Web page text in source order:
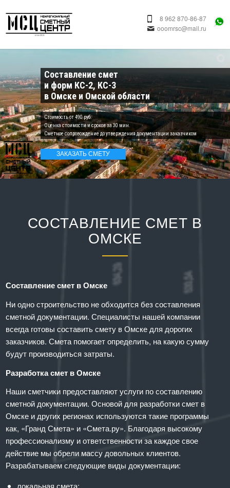
8 962 870-86-87
ooomrsc@mail.ru
Cтоимость от 490 руб.
Оценка стоимости и сроков за 30 мин.
Сметное сопровождение до утверждения документации заказчиком
Составление смет
и форм КС-2, КС-3
в Омске и Омской области
ЗАКАЗАТЬ СМЕТУ
СОСТАВЛЕНИЕ СМЕТ В
ОМСКЕ
Составление смет в Омске
Ни одно строительство не обходится без составления
сметной документации. Специалисты нашей компании
всегда готовы составить смету в Омске для дорогих
заказчиков. Смета помогает определить, на какую сумму
будут производиться затраты.
Разработка смет в Омске
Наши сметчики предоставляют услуги по составлению
сметной документации. Основой для разработки смет в
Омске и других регионах используются такие программы
как, «Гранд Смета» и «Смета.ру». Благодаря высокому
профессионализму и ответственности за каждое свое
действие мы обрели массу довольных клиентов.
Разрабатываем следующие виды документации:
локальная смета;